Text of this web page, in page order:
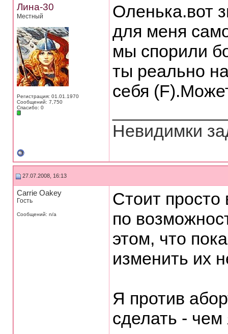
Лина-30
Местный
Регистрация: 01.01.1970
Сообщений: 7,750
Спасибо: 0
Оленька.вот
для меня
мы спорили
ты реально
себя
Невидимки
27.07.2008, 16:13
Carrie Oakey
Гость
Сообщений: n/a
Стоит просто
по
этом, что
изменить их
Я против
сделать -